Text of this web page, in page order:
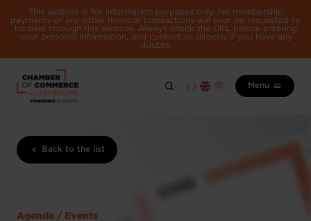
This website is for information purposes only. No membership
payments or any other financial transactions will ever be requested to
be paid through this website. Always check the URL before entering
your personal information, and contact us directly if you have any
doubts.
Menu
Back to the list
Agenda / Events